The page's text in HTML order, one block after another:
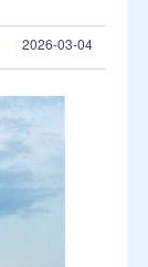
2026-03-04